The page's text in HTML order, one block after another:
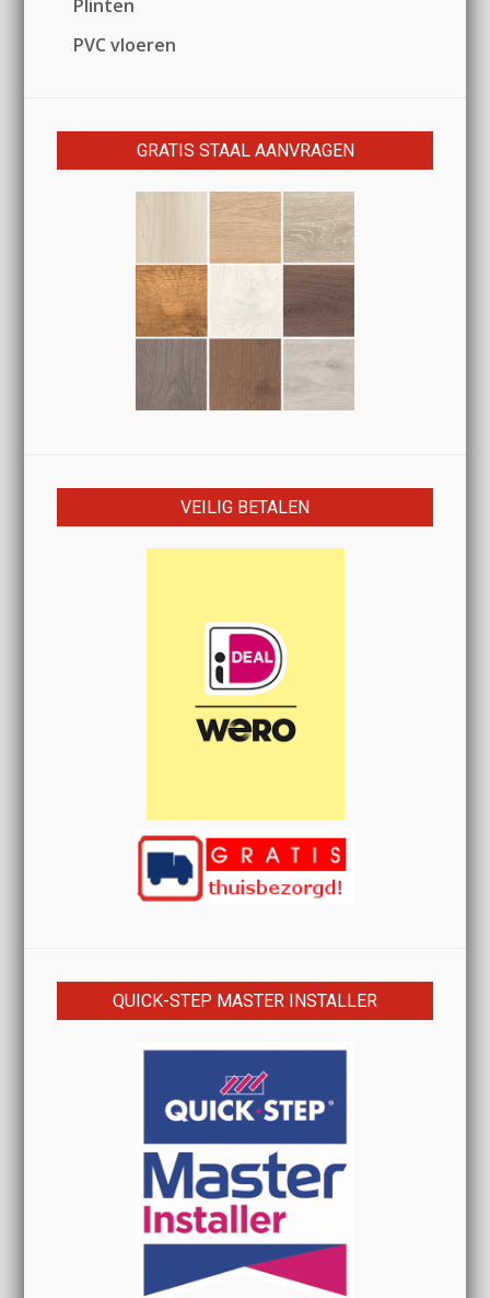
Plinten
PVC vloeren
GRATIS STAAL AANVRAGEN
VEILIG BETALEN
QUICK-STEP MASTER INSTALLER